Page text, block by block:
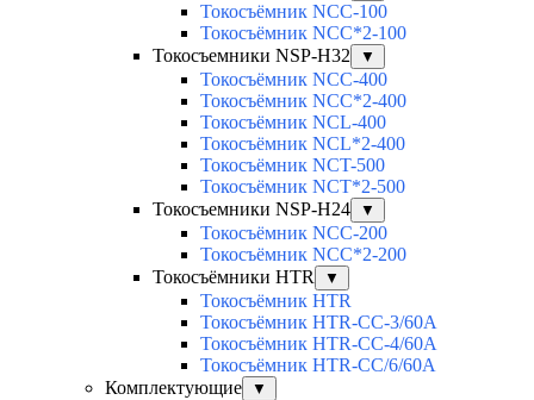
Токосъёмник NCC-100
Токосъёмник NCC*2-100
Токосъемники NSP-H32
▼
Токосъёмник NCC-400
Токосъёмник NCC*2-400
Токосъёмник NCL-400
Токосъёмник NCL*2-400
Токосъёмник NCT-500
Токосъёмник NCT*2-500
Токосъемники NSP-H24
▼
Токосъёмник NCC-200
Токосъёмник NCC*2-200
Токосъёмники HTR
▼
Токосъёмник HTR
Токосъёмник HTR-CC-3/60A
Токосъёмник HTR-CC-4/60A
Токосъёмник HTR-CC/6/60A
Комплектующие
▼